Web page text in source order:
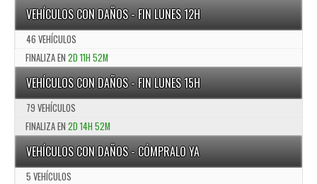
VEHÍCULOS CON DAÑOS - FIN LUNES 12H
46 VEHÍCULOS
FINALIZA EN 2D 11H 52M
VEHÍCULOS CON DAÑOS - FIN LUNES 15H
79 VEHÍCULOS
FINALIZA EN 2D 14H 52M
VEHÍCULOS CON DAÑOS - CÓMPRALO YA
5 VEHÍCULOS